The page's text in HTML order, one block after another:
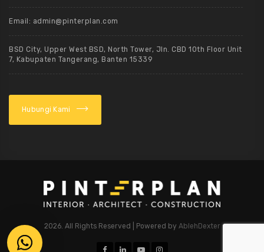
Email: admin@pinterplan.com
BSD City, Upper West BSD, North Tower, Jln. CBD 10th Floor Unit
7, Kabupaten Tangerang, Banten 15339
Hubungi Kami
2026. All Rights Reserved | Powered by AblehDexter